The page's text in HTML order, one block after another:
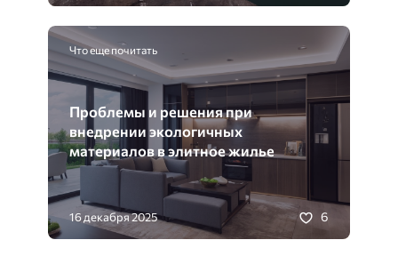
Что еще почитать
Проблемы и решения при
внедрении экологичных
материалов в элитное жилье
16 декабря 2025 6